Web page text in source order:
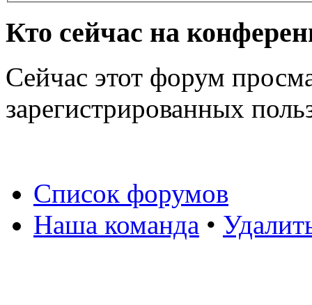
Кто сейчас на
Сейчас этот форум
зарегистрированных
Список форумов
Наша команда •